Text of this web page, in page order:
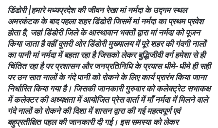
डिंडोरी |हमारे मध्यप्रदेश की जीवन रेखा मां नर्मदा के उद्गम स्थल
अमरकंटक के बाद पहला शहर डिंडोरी जिसमें मां नर्मदा का प्रथम प्रवेश
होता है, जहां डिंडोरी जिले के आस्थावान भक्तों द्वारा मां नर्मदा को पूजन
किया जाता है वहीं दूसरी ओर डिंडोरी मुख्यालय में पूरे शहर की गंदगी नालों
का पानी मां नर्मदा में बहता रहा है जिसको लेकर बुद्धिजीवी वर्ग हमेशा से ही
चिंतित रहा है पर प्रशासन और जनप्रतिनिधि के प्रयास धीमे-धीमे ही सही
पर उन सात नालों के गंदे पानी को रोकने के लिए कार्य प्रारंभ किया जाना
निर्धारित किया गया है। जिसकी जानकारी गुरुवार को कलेक्ट्रेट सभाकक्ष
में कलेक्टर की अध्यक्षता में आयोजित प्रेस वार्ता में माँ नर्मदा में मिलने वाले
गंदे नालों को रोकने की दिशा में शासन द्वारा की गई महत्वपूर्ण एवं
बहुप्रतीक्षित पहल की जानकारी दी गई। इस समस्या को लेकर